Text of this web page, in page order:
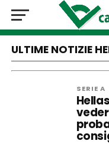
ULTIME NOTIZIE
SERIE A